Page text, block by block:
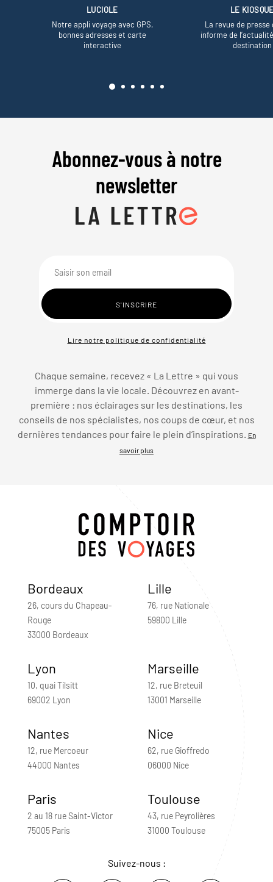
LUCIOLE
Notre appli voyage avec GPS,
bonnes adresses et carte
interactive
LE
La revue de presse
informe de
destination
Abonnez-vous à notre
newsletter
Lire notre politique de confidentialité
Chaque semaine, recevez « La Lettre » qui vous
immerge dans la vie locale. Découvrez en avant-
première : nos éclairages sur les destinations, les
conseils de nos spécialistes, nos coups de cœur, et nos
dernières tendances pour faire le plein d’inspirations.
En
savoir plus
Bordeaux
26, cours du Chapeau-
Rouge
33000 Bordeaux
Lille
76, rue Nationale
59800 Lille
Lyon
10, quai Tilsitt
69002 Lyon
Marseille
12, rue Breteuil
13001 Marseille
Nantes
12, rue Mercoeur
44000 Nantes
Nice
62, rue Gioffredo
06000 Nice
Paris
2 au 18 rue Saint-Victor
75005 Paris
Toulouse
43, rue Peyrolières
31000 Toulouse
Suivez-nous :